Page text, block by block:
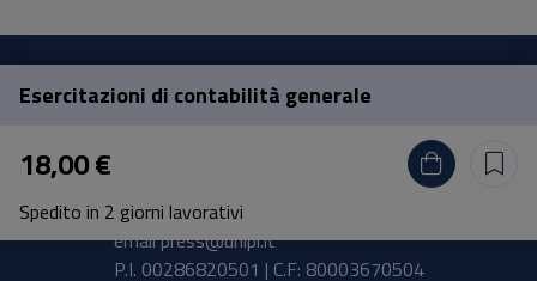
Esercitazioni di contabilità generale
18,00 €
Spedito in 2 giorni lavorativi
Pisa University Press
Lungarno Pacinotti 43/44 56126 Pisa
tel.+39 050 2212056
emailpress@unipi.it
P.I. 00286820501 | C.F: 80003670504